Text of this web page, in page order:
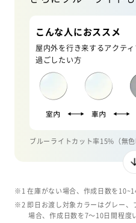
こんな人におススメ
屋内外を行き来するアクテ
過ごしたい方
ブルーライトカット率15%（無色
※1 在庫がない場合、作成日数を
※2 即日お渡し対象カラーはグレー、
場合、作成日数を7〜10日間程度